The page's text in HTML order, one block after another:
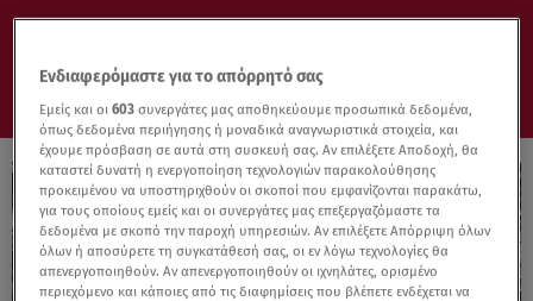
Ενδιαφερόμαστε για το απόρρητό σας
Εμείς και οι603 συνεργάτες μας αποθηκεύουμε προσωπικά δεδομένα,
όπως δεδομένα περιήγησης ή μοναδικά αναγνωριστικά στοιχεία, και
έχουμε πρόσβαση σε αυτά στη συσκευή σας. Αν επιλέξετε Αποδοχή, θα
καταστεί δυνατή η ενεργοποίηση τεχνολογιών παρακολούθησης
προκειμένου να υποστηριχθούν οι σκοποί που εμφανίζονται παρακάτω,
για τους οποίους εμείς και οι συνεργάτες μας επεξεργαζόμαστε τα
δεδομένα με σκοπό την παροχή υπηρεσιών. Αν επιλέξετε Απόρριψη όλων
όλων ή αποσύρετε τη συγκατάθεσή σας, οι εν λόγω τεχνολογίες θα
απενεργοποιηθούν. Αν απενεργοποιηθούν οι ιχνηλάτες, ορισμένο
περιεχόμενο και κάποιες από τις διαφημίσεις που βλέπετε ενδέχεται να